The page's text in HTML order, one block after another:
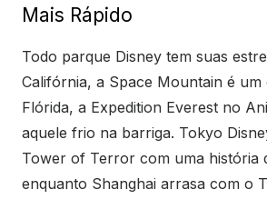
Mais Rápido
Todo parque Disney tem suas
Califórnia, a Space Mountain é um
Flórida, a Expedition Everest no
aquele frio na barriga. Tokyo
Tower of Terror com uma história
enquanto Shanghai arrasa com o